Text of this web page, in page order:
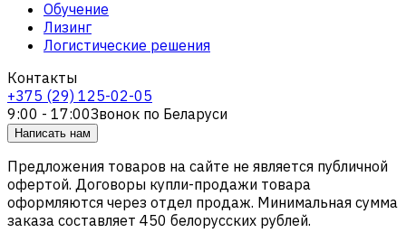
Обучение
Лизинг
Логистические решения
Контакты
+375 (29) 125-02-05
9:00 - 17:00Звонок по Беларуси
Написать нам
Предложения товаров на сайте не является публичной
офертой. Договоры купли-продажи товара
оформляются через отдел продаж. Минимальная сумма
заказа составляет 450 белорусских рублей.